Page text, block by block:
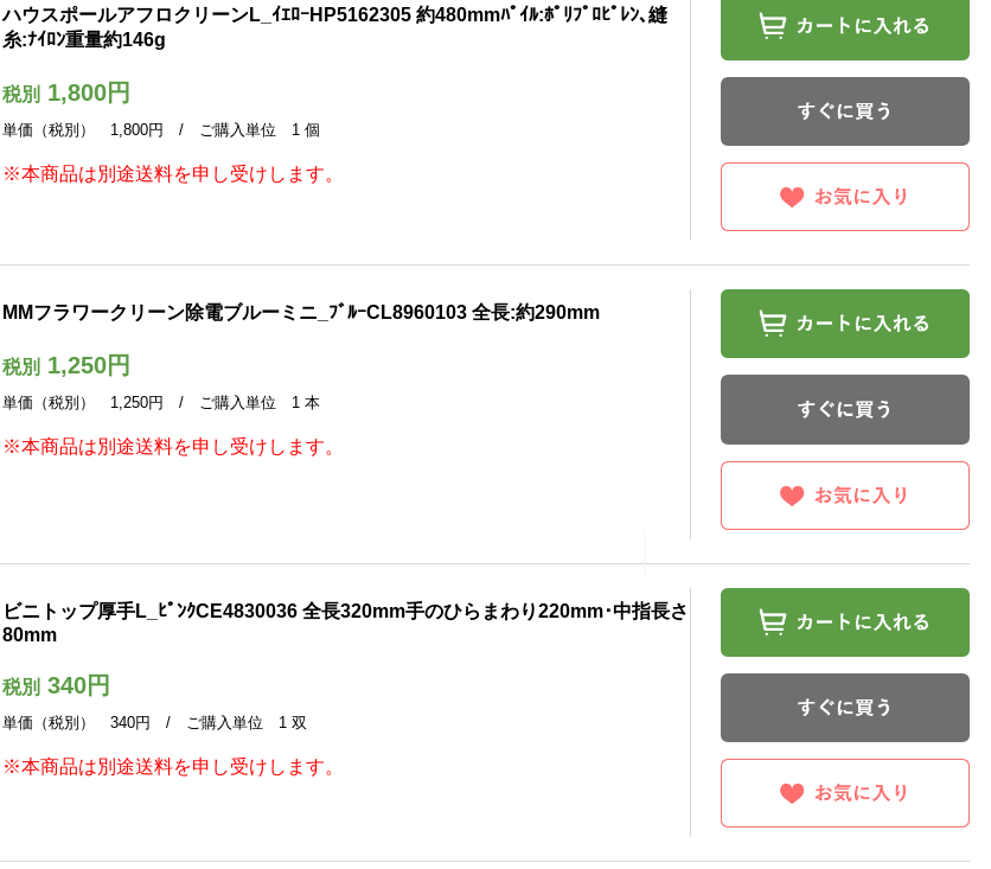
ハウスポールアフロクリーンL_ｲｴﾛｰHP5162305 約480mmﾊﾟｲﾙ:ﾎﾟﾘﾌﾟﾛﾋﾟﾚﾝ､縫
糸:ﾅｲﾛﾝ重量約146g
税別1,800円
単価（税別） 1,800円 / ご購入単位 1 個
※本商品は別途送料を申し受けします。
MMフラワークリーン除電ブルーミニ_ﾌﾞﾙｰCL8960103 全長:約290mm
税別1,250円
単価（税別） 1,250円 / ご購入単位 1 本
※本商品は別途送料を申し受けします。
ビニトップ厚手L_ﾋﾟﾝｸCE4830036 全長320mm手のひらまわり220mm･中指長さ
80mm
税別340円
単価（税別） 340円 / ご購入単位 1 双
※本商品は別途送料を申し受けします。